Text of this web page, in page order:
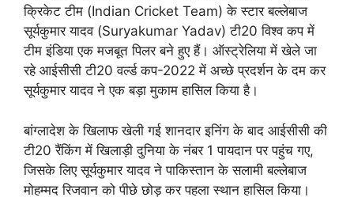
क्रिकेट टीम (Indian Cricket Team) के स्टार बल्लेबाज
सूर्यकुमार यादव (Suryakumar Yadav) टी20 विश्व कप में
टीम इंडिया एक मजबूत पिलर बने हुए हैं। ऑस्ट्रेलिया में खेले जा
रहे आईसीसी टी20 वर्ल्ड कप-2022 में अच्छे प्रदर्शन के दम कर
सूर्यकुमार यादव ने एक बड़ा मुकाम हासिल किया है।
बांग्लादेश के खिलाफ खेली गई शानदार इनिंग के बाद आईसीसी की
टी20 रैंकिंग में खिलाड़ी दुनिया के नंबर 1 पायदान पर पहुंच गए,
जिसके लिए सूर्यकुमार यादव ने पाकिस्तान के सलामी बल्लेबाज
मोहम्मद रिजवान को पीछे छोड़ कर पहला स्थान हासिल किया।